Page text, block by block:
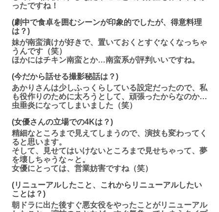
ったですね！
(劇中で食卓を囲むシーンが印象的でしたが、得意料理
は？)
妹が南蛮漬けが好きで、置いておくとすぐなくなっちゃ
うんです（笑）
ほかにはチキン南蛮とか…南蛮系が評判いいですね。
(今だから話せる撮影秘話は？)
あかりさんは少しふっくらしている設定だったので、私
も役作りのために太ろうとして、頑張ったからなのか…
虫垂炎になってしまいました（笑）
(女優さんの立場での4Kは？)
精細なところまで見えてしまうので、演技も変わってく
ると思います。
そして、見せてはいけないところまで見せちゃって、夢
を壊しちゃうな～と。
女優にとっては、営業妨害ですね（笑）
(リニューアルしたこと、これからリニューアルしたい
ことは？)
朝ドラに出た後すぐ悪女役をやったことがリニューアル